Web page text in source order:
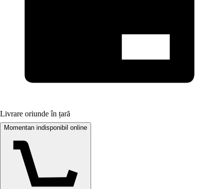
Livrare oriunde în țară
Momentan indisponibil online